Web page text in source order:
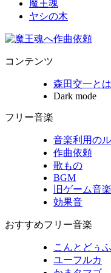
魔王魂
ヤシの木
コンテンツ
森田交一と
Dark mode
フリー音楽
音楽利用の
作曲依頼
歌もの
BGM
旧ゲーム音楽
効果音
おすすめフリー音楽
こんとどぅふ
ユーフルカ